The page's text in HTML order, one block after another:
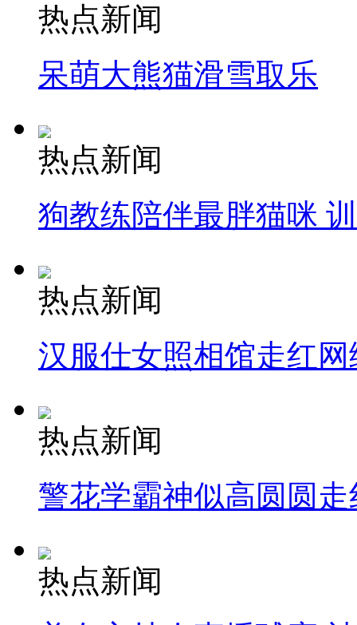
热点新闻
呆萌大熊猫滑雪取乐
热点新闻
狗教练陪伴最胖猫咪
热点新闻
汉服仕女照相馆走红网
热点新闻
警花学霸神似高圆圆走
热点新闻